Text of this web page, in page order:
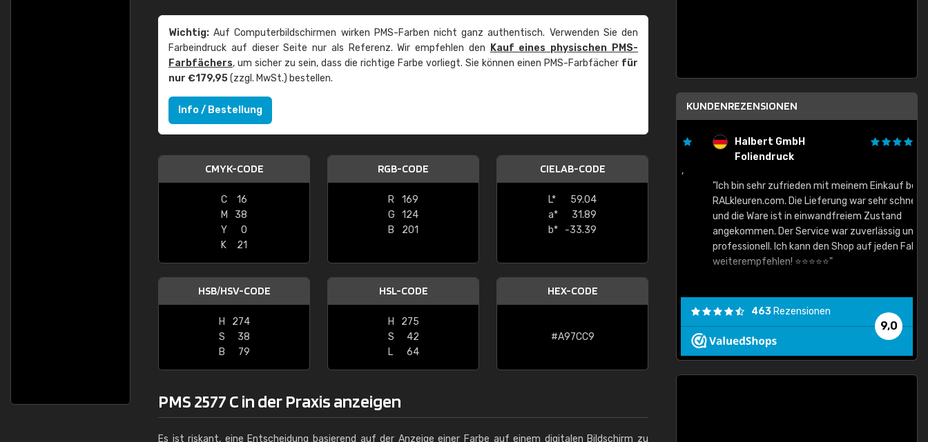
Wichtig: Auf Computerbildschirmen wirken PMS-Farben nicht ganz authentisch. Verwenden Sie den
Farbeindruck auf dieser Seite nur als Referenz. Wir empfehlen den
Kauf eines physischen PMS-
Farbfächers, um sicher zu sein, dass die richtige Farbe vorliegt. Sie können einen PMS-Farbfächer für
nur €179,95(zzgl. MwSt.) bestellen.
Info / Bestellung
CMYK-CODE
C
16
M
38
Y
0
K
21
RGB-CODE
R
169
G
124
B
201
CIELAB-CODE
L*
59.04
a*
31.89
b*
-33.39
HSB/HSV-CODE
H
274
S
38
B
79
HSL-CODE
H
275
S
42
L
64
HEX-CODE
#A97CC9
PMS 2577 C in der Praxis anzeigen
Es ist riskant, eine Entscheidung basierend auf der Anzeige einer Farbe auf einem digitalen Bildschirm zu
KUNDENREZENSIONEN
"Alles so, wie man es sich wünscht, gute Ware,
schnelle Lieferung."
Halbert GmbH
Foliendruck
"Ich bin sehr zufrieden mit meinem Einkauf bei
RALkleuren.com. Die Lieferung war sehr schnell
und die Ware ist in einwandfreiem Zustand
angekommen. Der Service war zuverlässig und
professionell. Ich kann den Shop auf jeden Fall
weiterempfehlen! ⭐⭐⭐⭐⭐"
9,0
463 Rezensionen